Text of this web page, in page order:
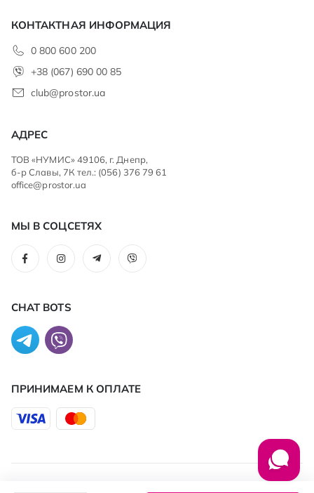
КОНТАКТНАЯ ИНФОРМАЦИЯ
0 800 600 200
+38 (067) 690 00 85
club@prostor.ua
АДРЕС
ТОВ «НУМИС» 49106, г. Днепр,
б-р Славы, 7К тел.: (056) 376 79 61
office@prostor.ua
МЫ В СОЦСЕТЯХ
CHAT BOTS
ПРИНИМАЕМ К ОПЛАТЕ